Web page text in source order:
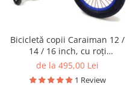
Bicicletă copii Caraiman 12 /
14 / 16 inch, cu roți
ajutătoare, bidon apă,
albastră
de la 495,00 Lei
1 Review